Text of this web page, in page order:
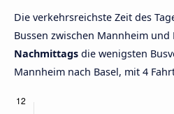
Die verkehrsreichste Zeit des
Bussen zwischen Mannheim und
Nachmittags die wenigsten
Mannheim nach Basel, mit 4